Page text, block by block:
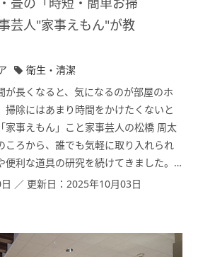
芸人"家事えもん"が教
衛生・清潔
が長くなると、気になるのが部屋のホ
掃除にはあまり時間をかけたくないと
家事えもん」こと家事芸人の松橋 周太
ころから、誰でも気軽に取り入れられ
利な道具の研究を続けてきました。
るだけ時間は短く、住まいの部材を
／ 更新日：2025年10月03日